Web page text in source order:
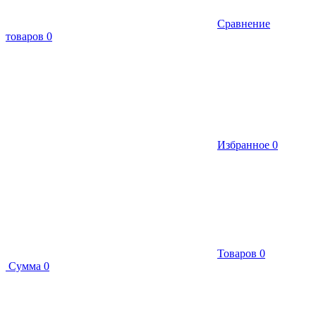
Сравнение
товаров 0
Избранное 0
Товаров 0
Сумма 0